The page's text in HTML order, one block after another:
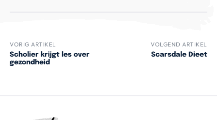
VORIG ARTIKEL
Scholier krijgt les over
gezondheid
VOLGEND ARTIKEL
Scarsdale Dieet